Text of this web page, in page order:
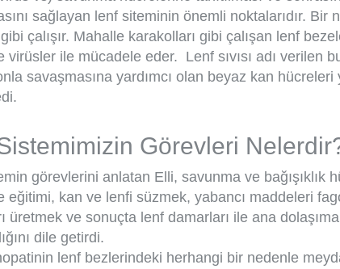
sağlayan lenf siteminin önemli noktalarıdır. Bir
çalışır. Mahalle karakolları gibi çalışan lenf
virüsler ile mücadele eder. Lenf sıvısı adı verilen
savaşmasına yardımcı olan beyaz kan
Görevleri
görevlerini anlatan Elli, savunma ve bağışıklık
eğitimi, kan ve lenfi süzmek, yabancı maddeleri
üretmek ve sonuçta lenf damarları ile ana dolaşıma
dile getirdi.
lenf bezlerindeki herhangi bir nedenle